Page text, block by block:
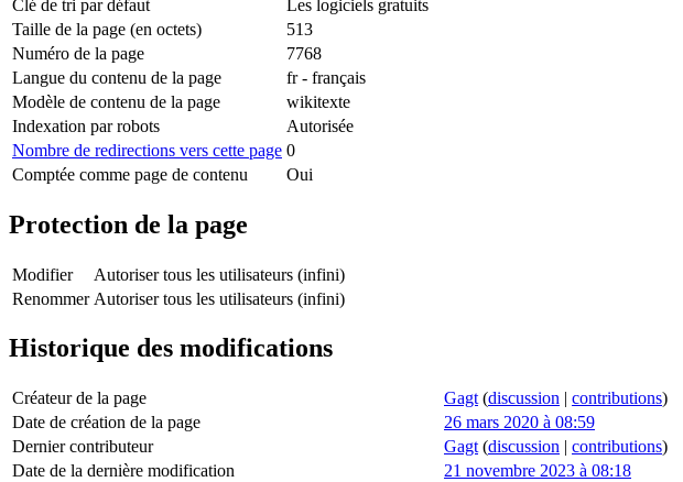
Clé de tri par défaut
Les logiciels gratuits
Taille de la page (en octets)
513
Numéro de la page
7768
Langue du contenu de la page
fr - français
Modèle de contenu de la page
wikitexte
Indexation par robots
Autorisée
Nombre de redirections vers cette page 0
Comptée comme page de contenu
Oui
Protection de la page
Modifier
Autoriser tous les utilisateurs (infini)
Renommer Autoriser tous les utilisateurs (infini)
Historique des modifications
Créateur de la page Gagt (discussion | contributions)
Date de création de la page
26 mars 2020 à 08:59
Dernier contributeur
Gagt (discussion | contributions)
Date de la dernière modification
21 novembre 2023 à 08:18